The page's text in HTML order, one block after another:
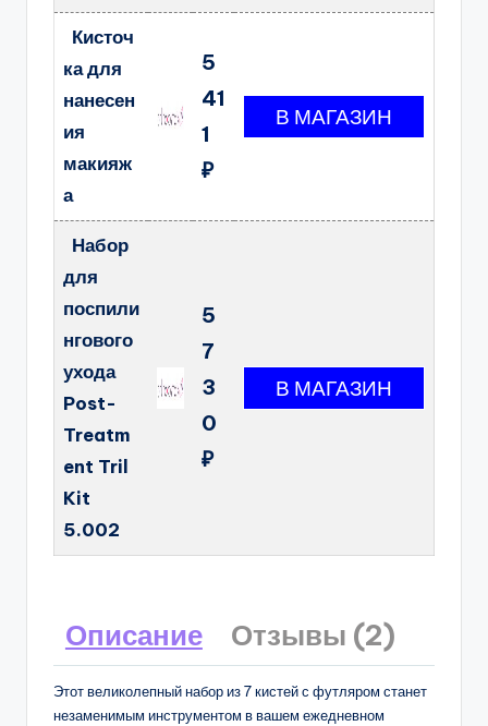
Кисточ
ка для
нанесен
ия
макияж
а
5
41
1
₽
Набор
для
поспили
нгового
ухода
Post-
Treatm
ent Tril
Kit
5.002
5
7
3
0
₽
Описание Отзывы (2)
Этот великолепный набор из 7 кистей с футляром станет
незаменимым инструментом в вашем ежедневном